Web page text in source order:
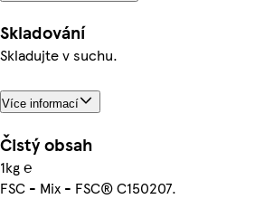
Skladování
Skladujte v suchu.
Více informací
Čistý obsah
1kg ℮
FSC - Mix - FSC® C150207.